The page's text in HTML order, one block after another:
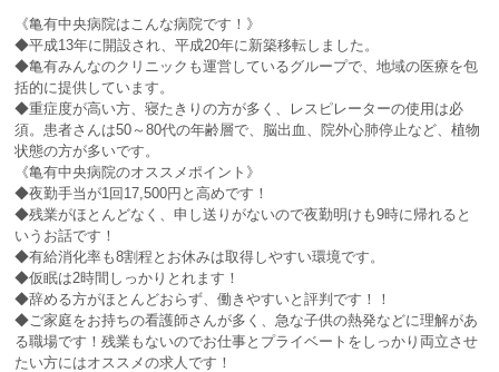
《亀有中央病院はこんな病院です！》
◆平成13年に開設され、平成20年に新築移転しました。
◆亀有みんなのクリニックも運営しているグループで、地域の医療を包
括的に提供しています。
◆重症度が高い方、寝たきりの方が多く、レスピレーターの使用は必
須。患者さんは50～80代の年齢層で、脳出血、院外心肺停止など、植物
状態の方が多いです。
《亀有中央病院のオススメポイント》
◆夜勤手当が1回17,500円と高めです！
◆残業がほとんどなく、申し送りがないので夜勤明けも9時に帰れると
いうお話です！
◆有給消化率も8割程とお休みは取得しやすい環境です。
◆仮眠は2時間しっかりとれます！
◆辞める方がほとんどおらず、働きやすいと評判です！！
◆ご家庭をお持ちの看護師さんが多く、急な子供の熱発などに理解があ
る職場です！残業もないのでお仕事とプライベートをしっかり両立させ
たい方にはオススメの求人です！